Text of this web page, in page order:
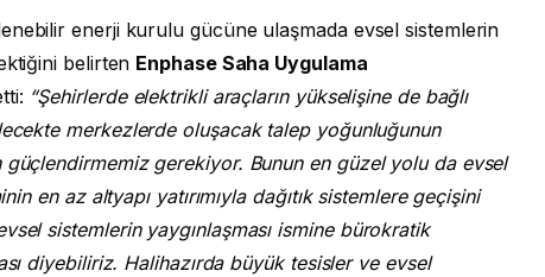
enerji kurulu gücüne ulaşmada evsel sistemlerin
belirten Enphase Saha Uygulama
“Şehirlerde elektrikli araçların yükselişine de bağlı
merkezlerde oluşacak talep yoğunluğunun
güçlendirmemiz gerekiyor. Bunun en güzel yolu da evsel
en az altyapı yatırımıyla dağıtık sistemlere geçişini
sistemlerin yaygınlaşması ismine bürokratik
diyebiliriz. Halihazırda büyük tesisler ve evsel